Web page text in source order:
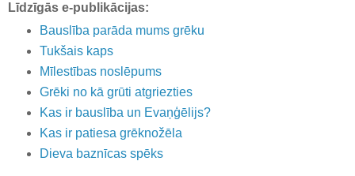
Līdzīgās e-publikācijas:
Bauslība parāda mums grēku
Tukšais kaps
Mīlestības noslēpums
Grēki no kā grūti atgriezties
Kas ir bauslība un Evaņģēlijs?
Kas ir patiesa grēknožēla
Dieva baznīcas spēks